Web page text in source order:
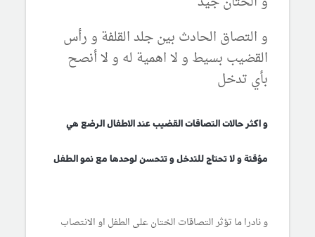
و التصاق الحادث بين جلد القلفة و رأس
القضيب بسيط و لا اهمية له و لا أنصح
بأي تدخل
و اكثر حالات التصاقات القضيب عند الاطفال الرضع هي
مؤقتة و لا تحتاج للتدخل و تتحسن لوحدها مع نمو الطفل
و نادرا ما تؤثر التصاقات الختان على الطفل او الانتصاب